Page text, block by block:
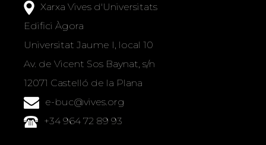
Xarxa Vives d'Universitats
Edifici Àgora
Universitat Jaume I, local 10
Av. de Vicent Sos Baynat, s/n
12071 Castelló de la Plana
e-buc@vives.org
+34 964 72 89 93